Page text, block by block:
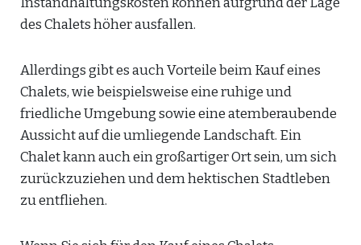
des Chalets höher ausfallen.
Allerdings gibt es auch Vorteile beim Kauf eines
Chalets, wie beispielsweise eine ruhige und
friedliche Umgebung sowie eine atemberaubende
Aussicht auf die umliegende Landschaft. Ein
Chalet kann auch ein großartiger Ort sein, um sich
zurückzuziehen und dem hektischen Stadtleben
zu entfliehen.